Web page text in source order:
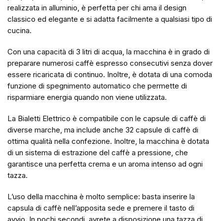
realizzata in alluminio, è perfetta per chi ama il design
classico ed elegante e si adatta facilmente a qualsiasi tipo di
cucina.
Con una capacità di 3 litri di acqua, la macchina è in grado di
preparare numerosi caffè espresso consecutivi senza dover
essere ricaricata di continuo. Inoltre, è dotata di una comoda
funzione di spegnimento automatico che permette di
risparmiare energia quando non viene utilizzata.
La Bialetti Elettrico è compatibile con le capsule di caffè di
diverse marche, ma include anche 32 capsule di caffè di
ottima qualità nella confezione. Inoltre, la macchina è dotata
di un sistema di estrazione del caffè a pressione, che
garantisce una perfetta crema e un aroma intenso ad ogni
tazza.
L’uso della macchina è molto semplice: basta inserire la
capsula di caffè nell’apposita sede e premere il tasto di